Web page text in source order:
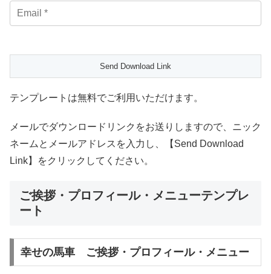
テンプレートは無料でご利用いただけます。
メールでダウンロードリンクをお送りしますので、ニック
ネームとメールアドレスを入力し、【Send Download
Link】をクリックしてください。
ご挨拶・プロフィール・メニューテンプレ
ート
幸せの馬車 ご挨拶・プロフィール・メニュー